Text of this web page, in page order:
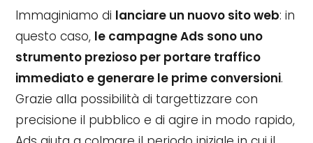
Immaginiamo di lanciare un nuovo sito web: in
questo caso, le campagne Ads sono uno
strumento prezioso per portare traffico
immediato e generare le prime conversioni.
Grazie alla possibilità di targettizzare con
precisione il pubblico e di agire in modo rapido,